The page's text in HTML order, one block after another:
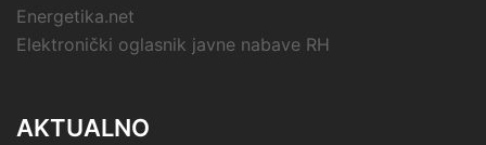
Energetika.net
Elektronički oglasnik javne nabave RH
AKTUALNO